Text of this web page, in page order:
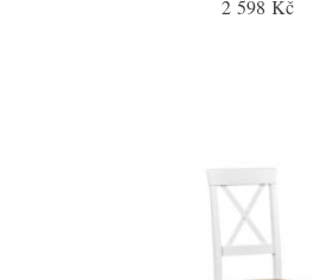
2 598 Kč